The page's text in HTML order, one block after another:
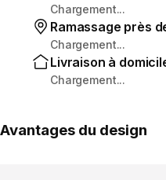
Chargement...
Ramassage près
Chargement...
Livraison à
Chargement...
Avantages du design